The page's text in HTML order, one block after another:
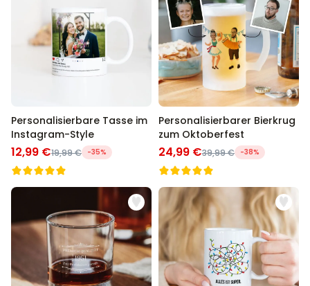
Personalisierbare Tasse im
Instagram-Style
12,99 €19,99 € -35%
Personalisierbarer Bierkrug
zum Oktoberfest
24,99 €39,99 € -38%